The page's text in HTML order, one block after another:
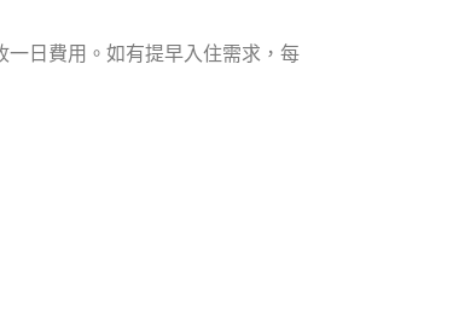
日費用。如有提早入住需求，每